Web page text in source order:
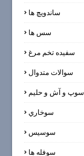
ساندویچ ها
سس ها
سفيده تخم مرغ
سوالات متدوال
سوپ و آش و حليم
سوخاري
سوسيس
سوفله ها